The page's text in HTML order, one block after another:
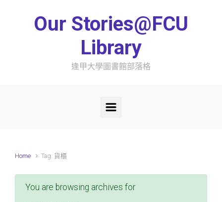
Our Stories@FCU
Library
逢甲大學圖書館部落格
Home Tag: 貨櫃
You are browsing archives for